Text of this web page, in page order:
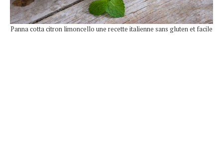
Panna cotta citron limoncello une recette italienne sans gluten et facile